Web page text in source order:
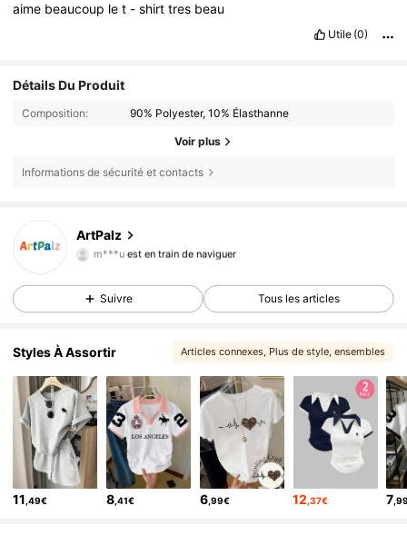
aime beaucoup let -shirttres beau
Utile (0)
Détails Du Produit
Composition: 90% Polyester, 10% Élasthanne
Voir plus
Informations de sécurité et contacts
ArtPalz
4,74
12K Suiveurs
m***u
est en train de naviguer
4,74
4,74
Suivre Tous les articles
Styles À Assortir Articles connexes, Plus de style, ensembles
11 ,49€ 8 ,41€ 6,99€ 12 ,37€ 7